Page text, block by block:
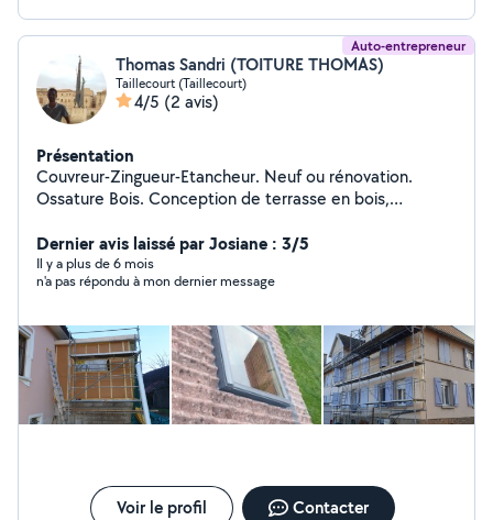
Auto-entrepreneur
Thomas Sandri (TOITURE THOMAS)
Taillecourt (Taillecourt)
4/5 (2 avis)
Présentation
Couvreur-Zingueur-Etancheur. Neuf ou rénovation.
Ossature Bois. Conception de terrasse en bois,
Remplacement de velux. Pose de lambris pvc ou bois
sous toiture. Zinguerie : Gouttière, rive, solin,
remplacement de manteau de cheminée. Bardage
Isolation de combles, murs Petite charpente (carport,
avancée...) Assurance décennale et RC pro à jour
Dernier avis laissé par Josiane : 3/5
Il y a plus de 6 mois
n'a pas répondu à mon dernier message
Voir le profil Contacter